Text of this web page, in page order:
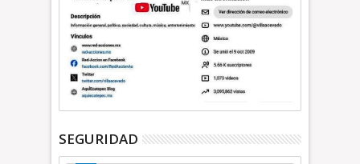
SEGURIDAD